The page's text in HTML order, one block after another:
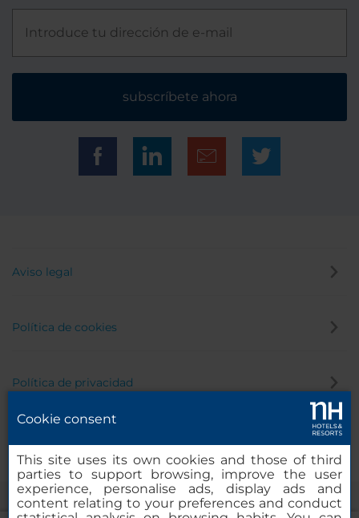
subscríbete ahora
Aviso legal
Política de cookies
Política de privacidad
Cookie consent
This site uses its own cookies and those of third
parties to support browsing, improve the user
experience, personalise ads, display ads and
content relating to your preferences and conduct